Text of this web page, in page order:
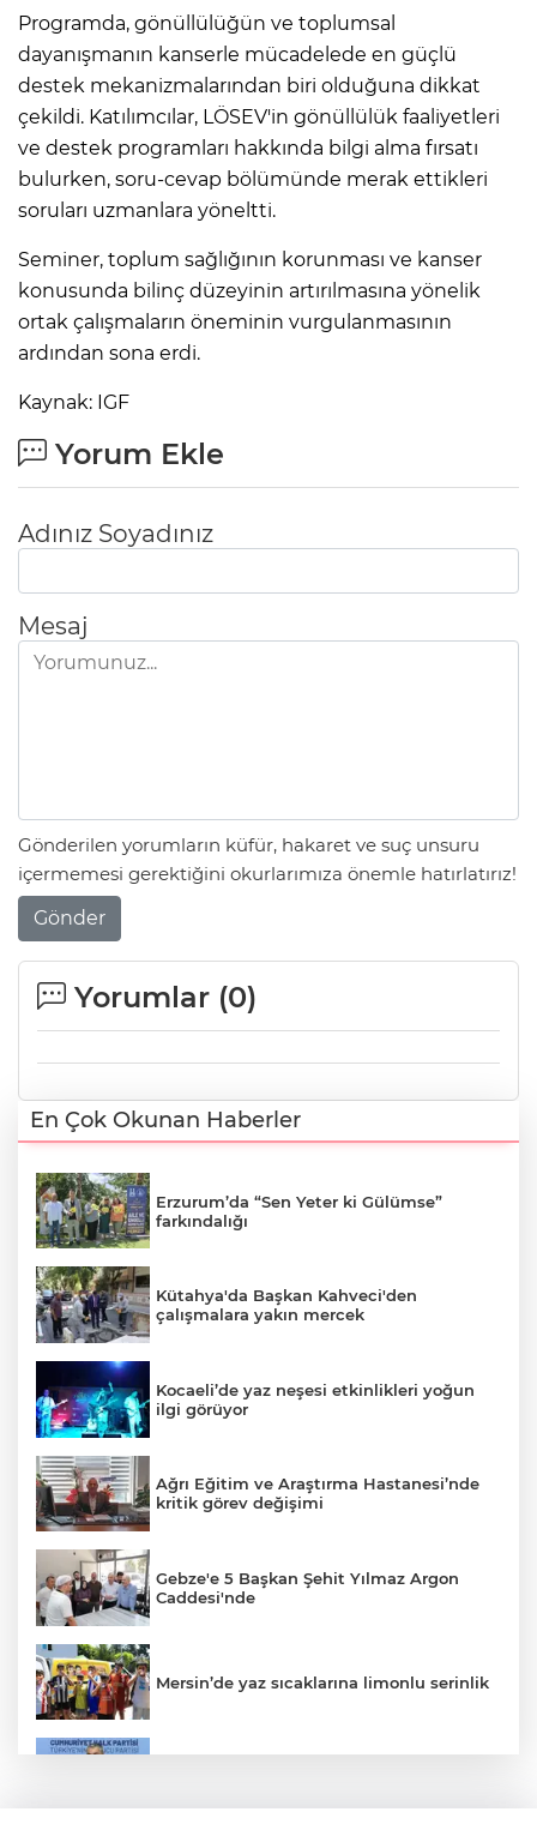
Programda, gönüllülüğün ve toplumsal
dayanışmanın kanserle mücadelede en güçlü
destek mekanizmalarından biri olduğuna dikkat
çekildi. Katılımcılar, LÖSEV'in gönüllülük faaliyetleri
ve destek programları hakkında bilgi alma fırsatı
bulurken, soru-cevap bölümünde merak ettikleri
soruları uzmanlara yöneltti.
Seminer, toplum sağlığının korunması ve kanser
konusunda bilinç düzeyinin artırılmasına yönelik
ortak çalışmaların öneminin vurgulanmasının
ardından sona erdi.
Kaynak: IGF
Yorum Ekle
Adınız Soyadınız
Mesaj
Gönderilen yorumların küfür, hakaret ve suç unsuru
içermemesi gerektiğini okurlarımıza önemle hatırlatırız!
Gönder
Yorumlar (0)
En Çok Okunan Haberler
Erzurum’da “Sen Yeter ki Gülümse”
farkındalığı
Kütahya'da Başkan Kahveci'den
çalışmalara yakın mercek
Kocaeli’de yaz neşesi etkinlikleri yoğun
ilgi görüyor
Ağrı Eğitim ve Araştırma Hastanesi’nde
kritik görev değişimi
Gebze'e 5 Başkan Şehit Yılmaz Argon
Caddesi'nde
Mersin’de yaz sıcaklarına limonlu serinlik